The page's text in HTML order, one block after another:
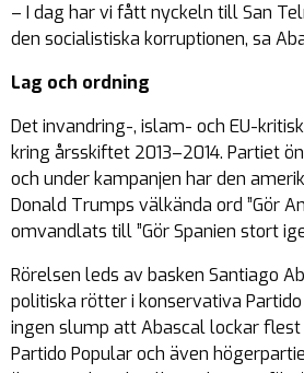
– I dag har vi fått nyckeln till San
den socialistiska korruptionen, sa
Lag och ordning
Det invandring-, islam- och EU-
kring årsskiftet 2013–2014. Partiet
och under kampanjen har den
Donald Trumps välkända ord ”Gör
omvandlats till ”Gör Spanien stort
Rörelsen leds av basken Santiago
politiska rötter i konservativa Partido
ingen slump att Abascal lockar
Partido Popular och även